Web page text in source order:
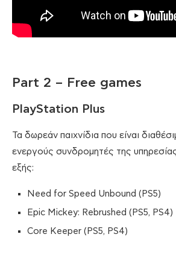
Part 2 – Free games
PlayStation Plus
Τα δωρεάν παιχνίδια που είναι
ενεργούς συνδρομητές της υπηρεσίας
εξής:
Need for Speed Unbound (PS5)
Epic Mickey: Rebrushed (PS5, PS4)
Core Keeper (PS5, PS4)